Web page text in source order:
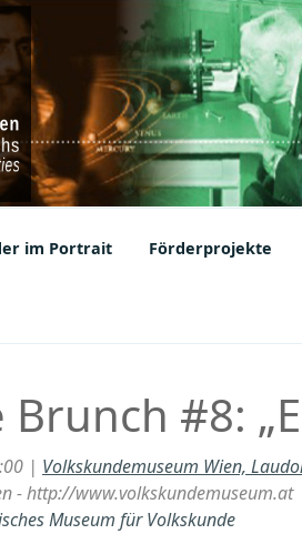
im Portrait Förderprojekte
#8:
| Volkskundemuseum Wien,
- http://www.volkskundemuseum.at
Museum für Volkskunde